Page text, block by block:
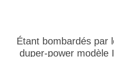
Étant bombardés par
duper-power modèle